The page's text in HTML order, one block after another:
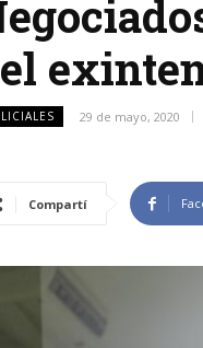
29 de mayo, 2020
Compartí